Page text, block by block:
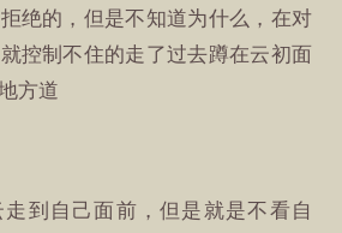
绝的，但是不知道为什么，在对
控制不住的走了过去蹲在云初面
方道
到自己面前，但是就是不看自